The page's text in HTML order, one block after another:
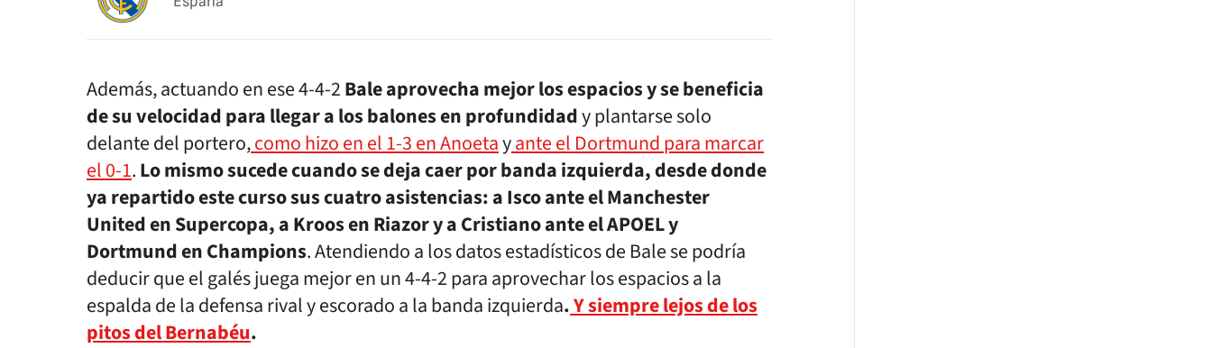
Además, actuando en ese 4-4-2Bale aprovecha mejor los espacios y se beneficia
de su velocidad para llegar a los balones en profundidady plantarse solo
delante del portero,como hizo en el 1-3 en Anoetayante el Dortmund para marcar
el 0-1.Lo mismo sucede cuando se deja caer por banda izquierda, desde donde
ya repartido este curso sus cuatro asistencias: a Isco ante el Manchester
United en Supercopa, a Kroos en Riazor y a Cristiano ante el APOEL y
Dortmund en Champions. Atendiendo a los datos estadísticos de Bale se podría
deducir que el galés juega mejor en un 4-4-2 para aprovechar los espacios a la
espalda de la defensa rival y escorado a la banda izquierda.Y siempre lejos de los
pitos del Bernabéu.